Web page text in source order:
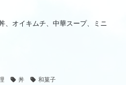
キムチ、中華スープ、ミニ
丼 和菓子